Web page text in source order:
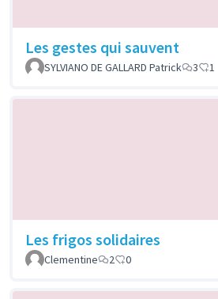
Les gestes qui sauvent
SYLVIANO DE GALLARD Patrick
3 1
Les frigos solidaires
Clementine
2 0